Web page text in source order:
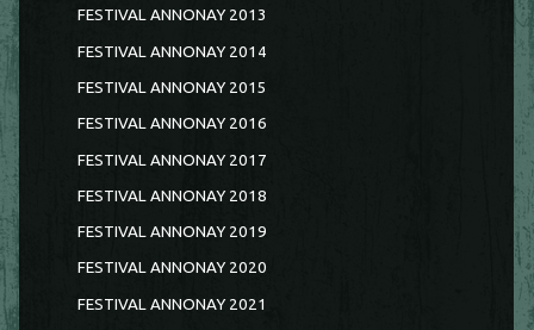
FESTIVAL ANNONAY 2013
FESTIVAL ANNONAY 2014
FESTIVAL ANNONAY 2015
FESTIVAL ANNONAY 2016
FESTIVAL ANNONAY 2017
FESTIVAL ANNONAY 2018
FESTIVAL ANNONAY 2019
FESTIVAL ANNONAY 2020
FESTIVAL ANNONAY 2021